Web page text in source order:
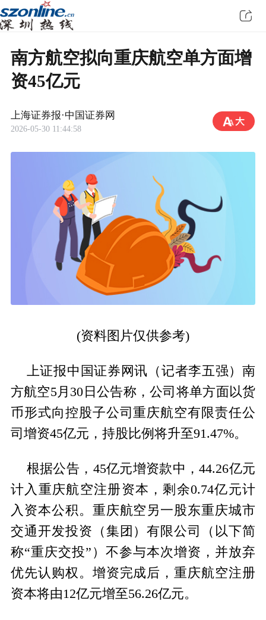
南方航空拟向重庆航空单方面增
资45亿元
上海证券报·中国证券网
2026-05-30 11:44:58
(资料图片仅供参考)
上证报中国证券网讯（记者李五强）南
方航空5月30日公告称，公司将单方面以货
币形式向控股子公司重庆航空有限责任公
司增资45亿元，持股比例将升至91.47%。
根据公告，45亿元增资款中，44.26亿元
计入重庆航空注册资本，剩余0.74亿元计
入资本公积。重庆航空另一股东重庆城市
交通开发投资（集团）有限公司（以下简
称“重庆交投”）不参与本次增资，并放弃
优先认购权。增资完成后，重庆航空注册
资本将由12亿元增至56.26亿元。